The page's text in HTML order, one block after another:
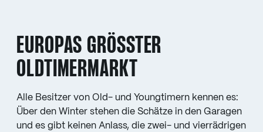
EUROPAS GRÖSSTER O
LDTIMERMARKT
Alle Besitzer von Old- und Youngtimern kennen es:
Über den Winter stehen die Schätze in den Garagen
und es gibt keinen Anlass, die zwei- und vierrädrigen